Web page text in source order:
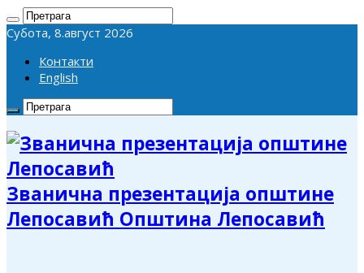
Субота, 8.август 2026
Контакти
English
Званична презентација општине
Лепосавић Општина Лепосавић